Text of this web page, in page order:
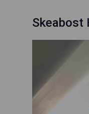
Skeabost